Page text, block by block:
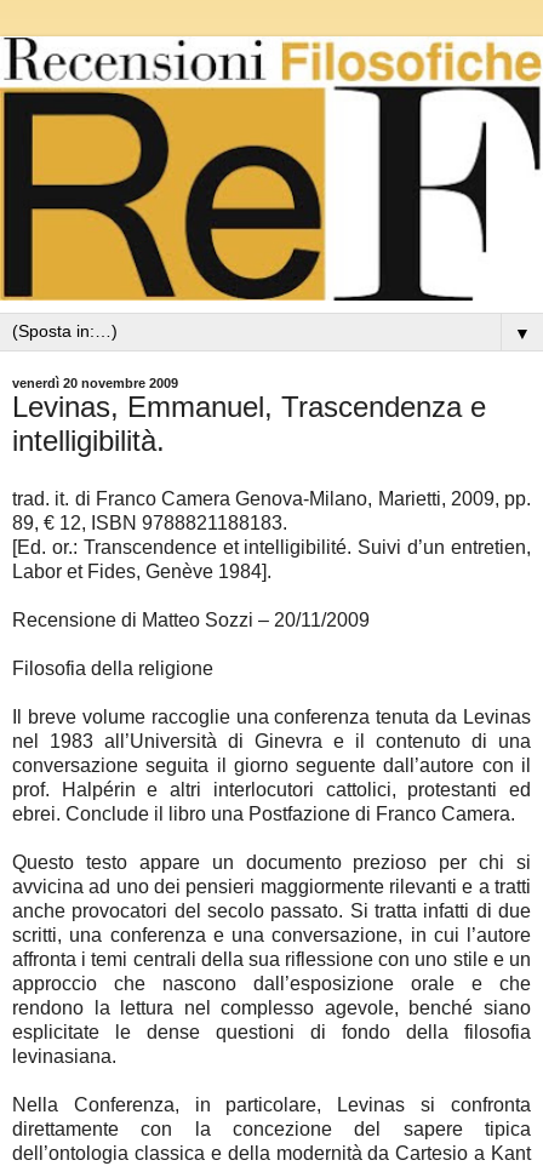
▼
venerdì 20 novembre 2009
Levinas, Emmanuel, Trascendenza e
intelligibilità.
trad. it. di Franco Camera Genova-Milano, Marietti, 2009, pp.
89, € 12, ISBN 9788821188183.
[Ed. or.: Transcendence et intelligibilité. Suivi d’un entretien,
Labor et Fides, Genève 1984].
Recensione di Matteo Sozzi – 20/11/2009
Filosofia della religione
Il breve volume raccoglie una conferenza tenuta da Levinas
nel 1983 all’Università di Ginevra e il contenuto di una
conversazione seguita il giorno seguente dall’autore con il
prof. Halpérin e altri interlocutori cattolici, protestanti ed
ebrei. Conclude il libro una Postfazione di Franco Camera.
Questo testo appare un documento prezioso per chi si
avvicina ad uno dei pensieri maggiormente rilevanti e a tratti
anche provocatori del secolo passato. Si tratta infatti di due
scritti, una conferenza e una conversazione, in cui l’autore
affronta i temi centrali della sua riflessione con uno stile e un
approccio che nascono dall’esposizione orale e che
rendono la lettura nel complesso agevole, benché siano
esplicitate le dense questioni di fondo della filosofia
levinasiana.
Nella Conferenza, in particolare, Levinas si confronta
direttamente con la concezione del sapere tipica
dell’ontologia classica e della modernità da Cartesio a Kant